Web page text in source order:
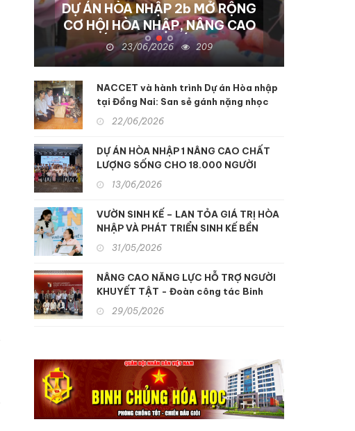
DỰ ÁN HÒA NHẬP 2b MỞ RỘNG
CƠ HỘI HÒA NHẬP, NÂNG CAO
CHẤT LƯỢNG SỐNG CHO
NGƯỜI KHUYẾT TẬT TẠI KON
23/06/2026 209
NACCET và hành trình Dự án Hòa nhập
tại Đồng Nai: San sẻ gánh nặng nhọc
nhằn, xoa dịu nỗi đau da cam
22/06/2026
DỰ ÁN HÒA NHẬP 1 NÂNG CAO CHẤT
LƯỢNG SỐNG CHO 18.000 NGƯỜI
KHUYẾT TẬT MIỀN TRUNG
13/06/2026
VƯỜN SINH KẾ – LAN TỎA GIÁ TRỊ HÒA
NHẬP VÀ PHÁT TRIỂN SINH KẾ BỀN
VỮNG
31/05/2026
NÂNG CAO NĂNG LỰC HỖ TRỢ NGƯỜI
KHUYẾT TẬT - Đoàn công tác Binh
chủng Hóa học tham quan, học tập kinh
nghiệm hỗ trợ người khuyết tật và nạn
29/05/2026